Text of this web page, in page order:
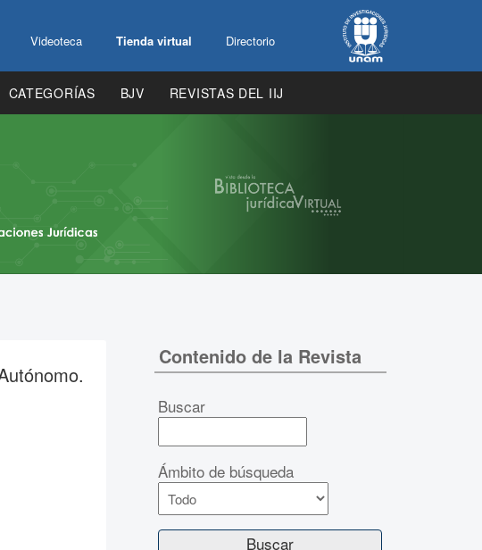
Videoteca Tienda virtual Directorio
CATEGORÍAS BJV REVISTAS DEL IIJ
Contenido de la Revista
Buscar
Ámbito de búsqueda